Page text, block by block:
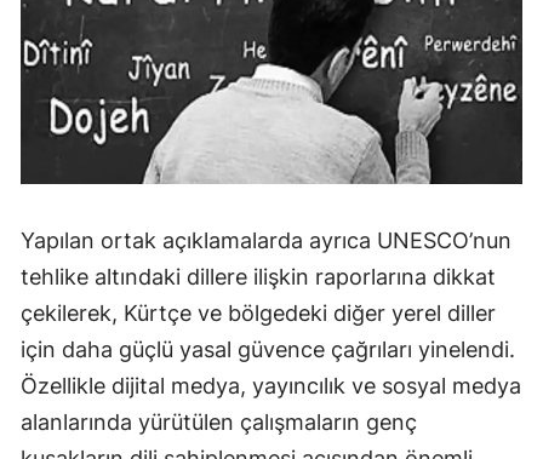
Yapılan ortak açıklamalarda ayrıca UNESCO’nun
tehlike altındaki dillere ilişkin raporlarına dikkat
çekilerek, Kürtçe ve bölgedeki diğer yerel diller
için daha güçlü yasal güvence çağrıları yinelendi.
Özellikle dijital medya, yayıncılık ve sosyal medya
alanlarında yürütülen çalışmaların genç